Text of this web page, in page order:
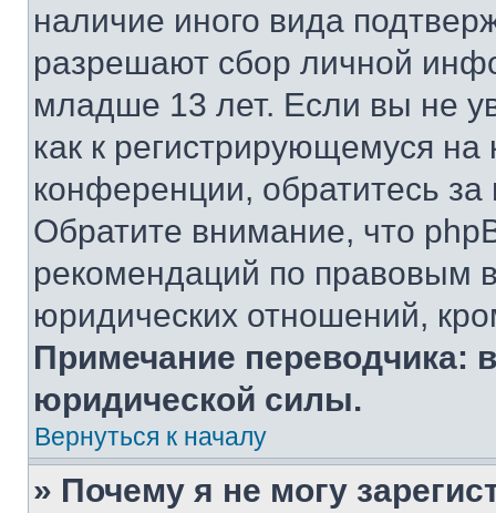
наличие иного вида
разрешают сбор личной
младше 13 лет. Если вы не
как к регистрирующемуся
конференции, обратитесь
Обратите внимание, что
рекомендаций по правовым
юридических отношений,
Примечание переводчика:
юридической силы.
Вернуться к началу
» Почему я не могу